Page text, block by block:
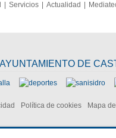
Servicios Actualidad
DE
Política de cookies Mapa